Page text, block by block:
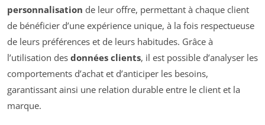
personnalisation de leur offre, permettant à chaque client
de bénéficier d’une expérience unique, à la fois respectueuse
de leurs préférences et de leurs habitudes. Grâce à
l’utilisation des données clients, il est possible d’analyser les
comportements d’achat et d’anticiper les besoins,
garantissant ainsi une relation durable entre le client et la
marque.